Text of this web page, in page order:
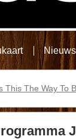
Nieuws
This The Way To